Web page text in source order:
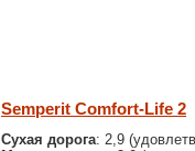
Semperit Comfort-Life 2
Сухая дорога: 2,9